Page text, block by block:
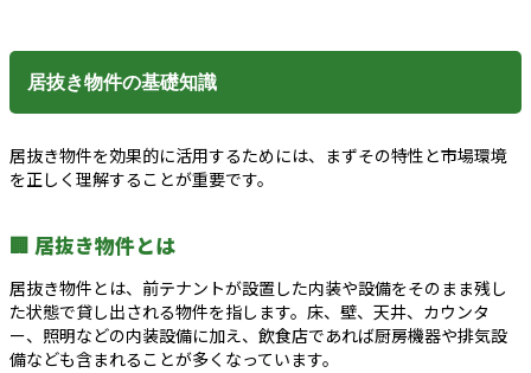
居抜き物件の基礎知識
居抜き物件を効果的に活用するためには、まずその特性と市場環境
を正しく理解することが重要です。
🏢 居抜き物件とは
居抜き物件とは、前テナントが設置した内装や設備をそのまま残し
た状態で貸し出される物件を指します。床、壁、天井、カウンタ
ー、照明などの内装設備に加え、飲食店であれば厨房機器や排気設
備なども含まれることが多くなっています。